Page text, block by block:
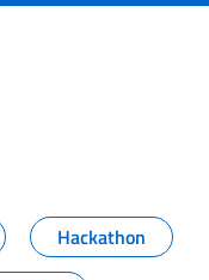
Hackathon